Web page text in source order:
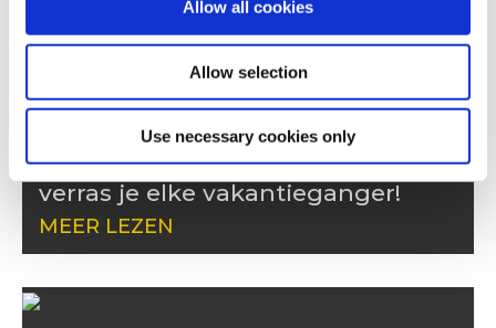
Allow all cookies
Allow selection
Use necessary cookies only
friet om bij weg te dromen!
MEER LEZEN
BLOG: Met deze fingerfood hapjes
verras je elke vakantieganger!
MEER LEZEN